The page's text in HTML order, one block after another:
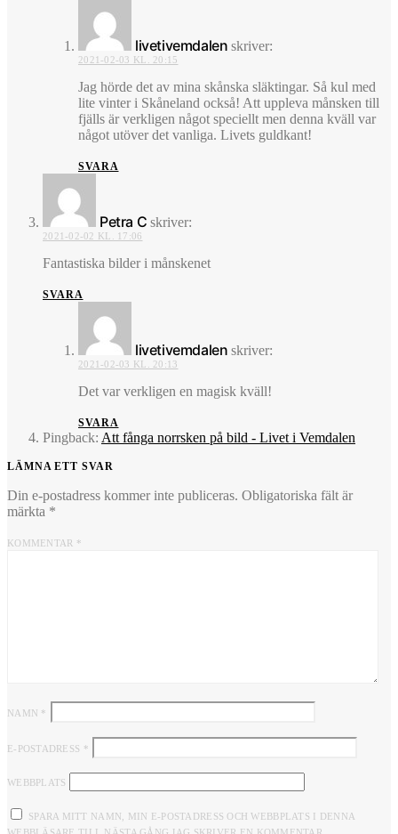
livetivemdalen skriver:
2021-02-03 KL. 20:15
Jag hörde det av mina skånska släktingar. Så kul med
lite vinter i Skåneland också! Att uppleva månsken till
fjälls är verkligen något speciellt men denna kväll var
något utöver det vanliga. Livets guldkant!
SVARA
Petra C skriver:
2021-02-02 KL. 17:06
Fantastiska bilder i månskenet
SVARA
livetivemdalen skriver:
2021-02-03 KL. 20:13
Det var verkligen en magisk kväll!
SVARA
Pingback: Att fånga norrsken på bild - Livet i Vemdalen
LÄMNA ETT SVAR
Din e-postadress kommer inte publiceras. Obligatoriska fält är
märkta *
KOMMENTAR *
NAMN *
E-POSTADRESS *
WEBBPLATS
SPARA MITT NAMN, MIN E-POSTADRESS OCH WEBBPLATS I DENNA